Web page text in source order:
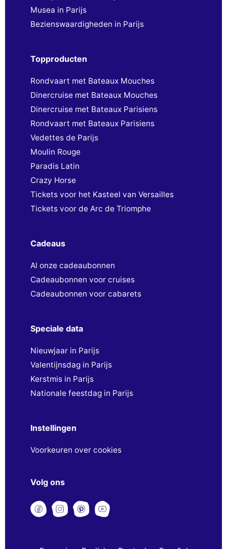
Musea in Parijs
Bezienswaardigheden in Parijs
Topproducten
Rondvaart met Bateaux Mouches
Dinercruise met Bateaux Mouches
Dinercruise met Bateaux Parisiens
Rondvaart met Bateaux Parisiens
Vedettes de Parijs
Moulin Rouge
Paradis Latin
Crazy Horse
Tickets voor het Kasteel van Versailles
Tickets voor de Arc de Triomphe
Cadeaus
Al onze cadeaubonnen
Cadeaubonnen voor cruises
Cadeaubonnen voor cabarets
Speciale data
Nieuwjaar in Parijs
Valentijnsdag in Parijs
Kerstmis in Parijs
Nationale feestdag in Parijs
Instellingen
Voorkeuren over cookies
Volg ons